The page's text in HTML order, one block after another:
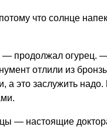
что солнце
продолжал огурец.
отлили из
а это заслужить
— настоящие